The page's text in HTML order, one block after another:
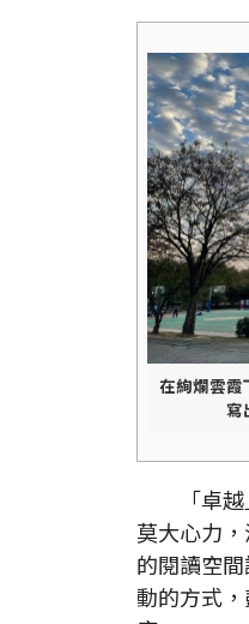
在絢爛雲霞
寫
「卓
莫大心力
的閱讀空
動的方式